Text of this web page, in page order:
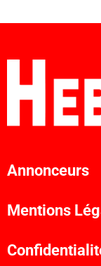
Annonceurs
Mentions